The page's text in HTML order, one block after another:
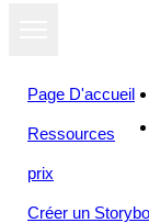
Page D'accueil
Ressources
prix
Créer un
Afficher sous
forme de